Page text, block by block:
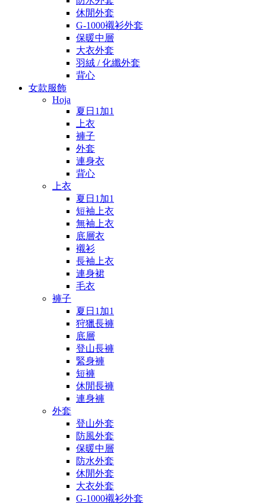
休閒外套
G-1000襯衫外套
保暖中層
大衣外套
羽絨 / 化纖外套
背心
女款服飾
Hoja
夏日1加1
上衣
褲子
外套
連身衣
背心
上衣
夏日1加1
短袖上衣
無袖上衣
底層衣
襯衫
長袖上衣
連身裙
毛衣
褲子
夏日1加1
狩獵長褲
底層
登山長褲
緊身褲
短褲
休閒長褲
連身褲
外套
登山外套
防風外套
保暖中層
防水外套
休閒外套
大衣外套
G-1000襯衫外套